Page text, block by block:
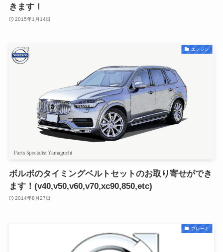
きます！
2015年1月14日
エンジン
ボルボのタイミングベルトセットのお取り寄せができ
ます！(v40,v50,v60,v70,xc90,850,etc)
2014年8月27日
ブレーキ